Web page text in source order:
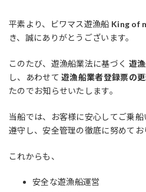
平素より、ビワマス遊漁船 King of
き、誠にありがとうございます。
このたび、遊漁船業法に基づく 遊
し、あわせて遊漁船業者登録票の
たのでお知らせいたします。
当船では、お客様に安心してご乗
遵守し、安全管理の徹底に努めてお
これからも、
安全な遊漁船運営